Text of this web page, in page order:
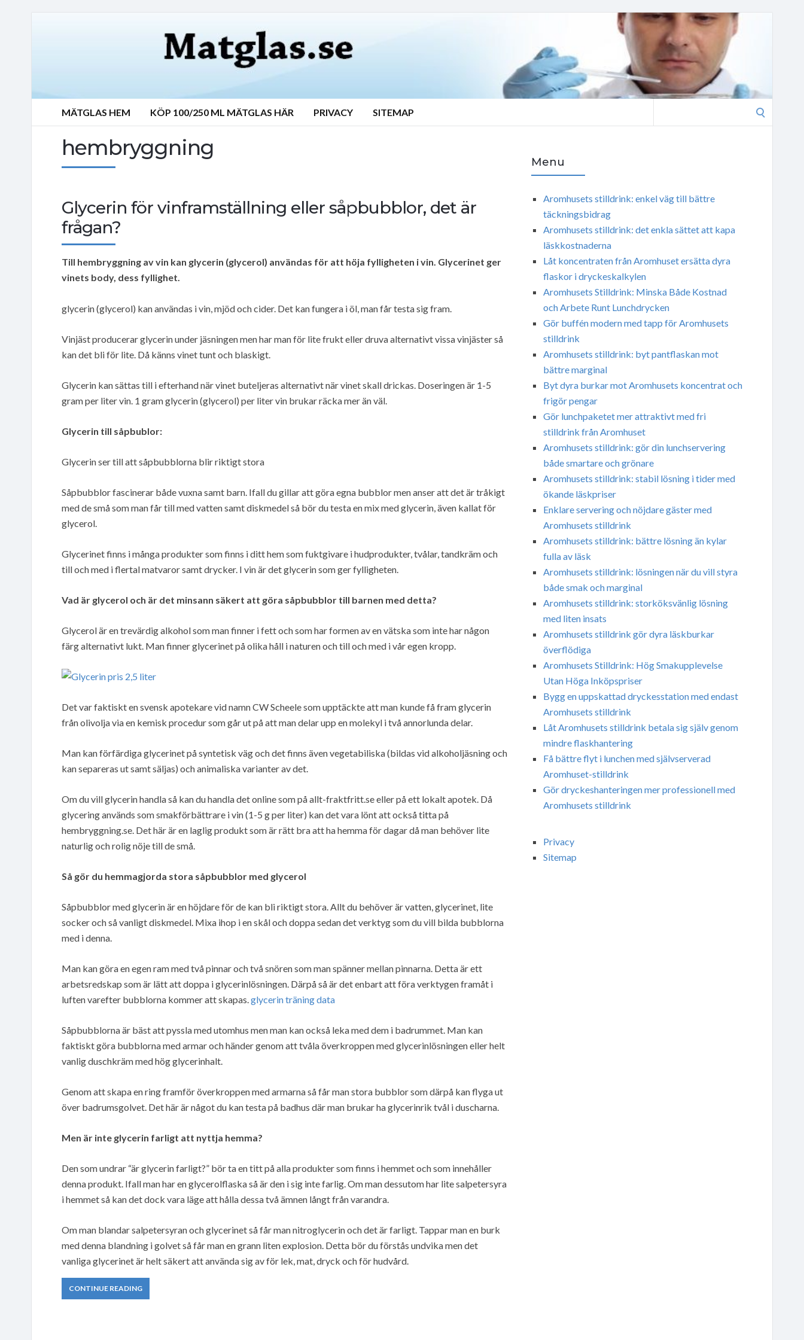
MÄTGLAS HEM KÖP 100/250 ML MÄTGLAS HÄR PRIVACY SITEMAP
hembryggning
Glycerin för vinframställning eller såpbubblor, det är
frågan?
Till hembryggning av vin kan glycerin (glycerol) användas för att höja fylligheten i vin. Glycerinet ger
vinets body, dess fyllighet.
glycerin (glycerol) kan användas i vin, mjöd och cider. Det kan fungera i öl, man får testa sig fram.
Vinjäst producerar glycerin under jäsningen men har man för lite frukt eller druva alternativt vissa vinjäster så
kan det bli för lite. Då känns vinet tunt och blaskigt.
Glycerin kan sättas till i efterhand när vinet buteljeras alternativt när vinet skall drickas. Doseringen är 1-5
gram per liter vin. 1 gram glycerin (glycerol) per liter vin brukar räcka mer än väl.
Glycerin till såpbublor:
Glycerin ser till att såpbubblorna blir riktigt stora
Såpbubblor fascinerar både vuxna samt barn. Ifall du gillar att göra egna bubblor men anser att det är tråkigt
med de små som man får till med vatten samt diskmedel så bör du testa en mix med glycerin, även kallat för
glycerol.
Glycerinet finns i många produkter som finns i ditt hem som fuktgivare i hudprodukter, tvålar, tandkräm och
till och med i flertal matvaror samt drycker. I vin är det glycerin som ger fylligheten.
Vad är glycerol och är det minsann säkert att göra såpbubblor till barnen med detta?
Glycerol är en trevärdig alkohol som man finner i fett och som har formen av en vätska som inte har någon
färg alternativt lukt. Man finner glycerinet på olika håll i naturen och till och med i vår egen kropp.
Det var faktiskt en svensk apotekare vid namn CW Scheele som upptäckte att man kunde få fram glycerin
från olivolja via en kemisk procedur som går ut på att man delar upp en molekyl i två annorlunda delar.
Man kan förfärdiga glycerinet på syntetisk väg och det finns även vegetabiliska (bildas vid alkoholjäsning och
kan separeras ut samt säljas) och animaliska varianter av det.
Om du vill glycerin handla så kan du handla det online som på allt-fraktfritt.se eller på ett lokalt apotek. Då
glycering används som smakförbättrare i vin (1-5 g per liter) kan det vara lönt att också titta på
hembryggning.se. Det här är en laglig produkt som är rätt bra att ha hemma för dagar då man behöver lite
naturlig och rolig nöje till de små.
Så gör du hemmagjorda stora såpbubblor med glycerol
Såpbubblor med glycerin är en höjdare för de kan bli riktigt stora. Allt du behöver är vatten, glycerinet, lite
socker och så vanligt diskmedel. Mixa ihop i en skål och doppa sedan det verktyg som du vill bilda bubblorna
med i denna.
Man kan göra en egen ram med två pinnar och två snören som man spänner mellan pinnarna. Detta är ett
arbetsredskap som är lätt att doppa i glycerinlösningen. Därpå så är det enbart att föra verktygen framåt i
luften varefter bubblorna kommer att skapas.glycerin träning data
Såpbubblorna är bäst att pyssla med utomhus men man kan också leka med dem i badrummet. Man kan
faktiskt göra bubblorna med armar och händer genom att tvåla överkroppen med glycerinlösningen eller helt
vanlig duschkräm med hög glycerinhalt.
Genom att skapa en ring framför överkroppen med armarna så får man stora bubblor som därpå kan flyga ut
över badrumsgolvet. Det här är något du kan testa på badhus där man brukar ha glycerinrik tvål i duscharna.
Men är inte glycerin farligt att nyttja hemma?
Den som undrar “är glycerin farligt?” bör ta en titt på alla produkter som finns i hemmet och som innehåller
denna produkt. Ifall man har en glycerolflaska så är den i sig inte farlig. Om man dessutom har lite salpetersyra
i hemmet så kan det dock vara läge att hålla dessa två ämnen långt från varandra.
Om man blandar salpetersyran och glycerinet så får man nitroglycerin och det är farligt. Tappar man en burk
med denna blandning i golvet så får man en grann liten explosion. Detta bör du förstås undvika men det
vanliga glycerinet är helt säkert att använda sig av för lek, mat, dryck och för hudvård.
CONTINUE READING
Menu
Aromhusets stilldrink: enkel väg till bättre
täckningsbidrag
Aromhusets stilldrink: det enkla sättet att kapa
läskkostnaderna
Låt koncentraten från Aromhuset ersätta dyra
flaskor i dryckeskalkylen
Aromhusets Stilldrink: Minska Både Kostnad
och Arbete Runt Lunchdrycken
Gör buffén modern med tapp för Aromhusets
stilldrink
Aromhusets stilldrink: byt pantflaskan mot
bättre marginal
Byt dyra burkar mot Aromhusets koncentrat och
frigör pengar
Gör lunchpaketet mer attraktivt med fri
stilldrink från Aromhuset
Aromhusets stilldrink: gör din lunchservering
både smartare och grönare
Aromhusets stilldrink: stabil lösning i tider med
ökande läskpriser
Enklare servering och nöjdare gäster med
Aromhusets stilldrink
Aromhusets stilldrink: bättre lösning än kylar
fulla av läsk
Aromhusets stilldrink: lösningen när du vill styra
både smak och marginal
Aromhusets stilldrink: storköksvänlig lösning
med liten insats
Aromhusets stilldrink gör dyra läskburkar
överflödiga
Aromhusets Stilldrink: Hög Smakupplevelse
Utan Höga Inköpspriser
Bygg en uppskattad dryckesstation med endast
Aromhusets stilldrink
Låt Aromhusets stilldrink betala sig själv genom
mindre flaskhantering
Få bättre flyt i lunchen med självserverad
Aromhuset-stilldrink
Gör dryckeshanteringen mer professionell med
Aromhusets stilldrink
Privacy
Sitemap